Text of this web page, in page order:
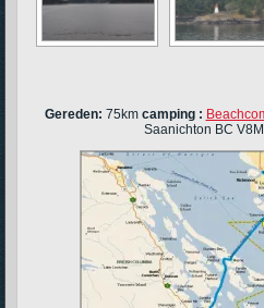
Gereden: 75km camping :
Saanichton BC